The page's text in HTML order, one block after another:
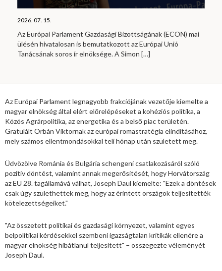
2026. 07. 15.
Az Európai Parlament Gazdasági Bizottságának (ECON) mai
ülésén hivatalosan is bemutatkozott az Európai Unió
Tanácsának soros ír elnöksége. A Simon […]
Az Európai Parlament legnagyobb frakciójának vezetője kiemelte a
magyar elnökség által elért előrelépéseket a kohéziós politika, a
Közös Agrárpolitika, az energetika és a belső piac területén.
Gratulált Orbán Viktornak az európai romastratégia elindításához,
mely számos ellentmondásokkal teli hónap után született meg.
Üdvözölve Románia és Bulgária schengeni csatlakozásáról szóló
pozitív döntést, valamint annak megerősítését, hogy Horvátország
az EU 28. tagállamává válhat, Joseph Daul kiemelte: "Ezek a döntések
csak úgy születhettek meg, hogy az érintett országok teljesítették
kötelezettségeiket."
"Az összetett politikai és gazdasági környezet, valamint egyes
belpolitikai kérdésekkel szembeni igazságtalan kritikák ellenére a
magyar elnökség hibátlanul teljesített" – összegezte véleményét
Joseph Daul.